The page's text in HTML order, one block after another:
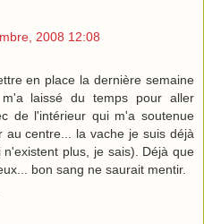
2008 12:08
en place la dernière semaine
laissé du temps pour aller
de l'intérieur qui m'a soutenue
centre... la vache je suis déjà
plus, je sais). Déjà que
bon sang ne saurait mentir.